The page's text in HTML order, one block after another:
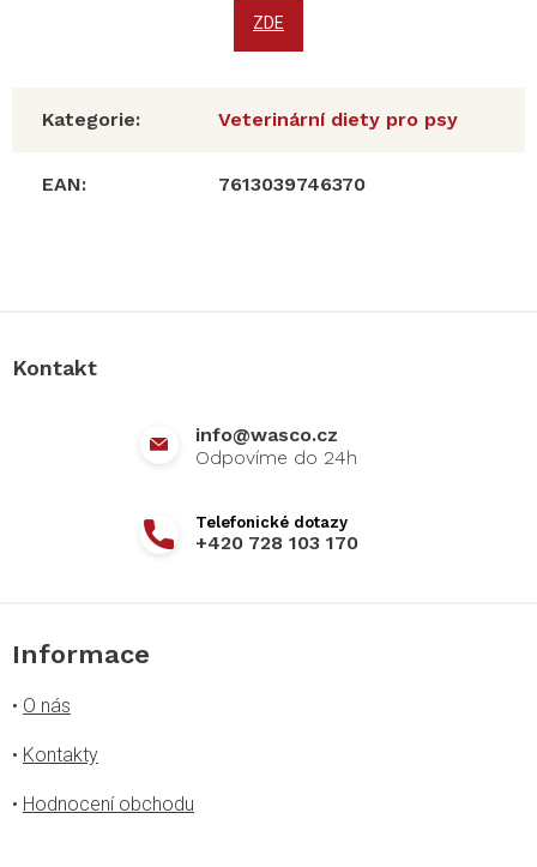
ZDE
Kategorie: Veterinární diety pro psy
EAN: 7613039746370
Kontakt
info@wasco.cz
+420 728 103 170
Informace
• O nás
• Kontakty
• Hodnocení obchodu